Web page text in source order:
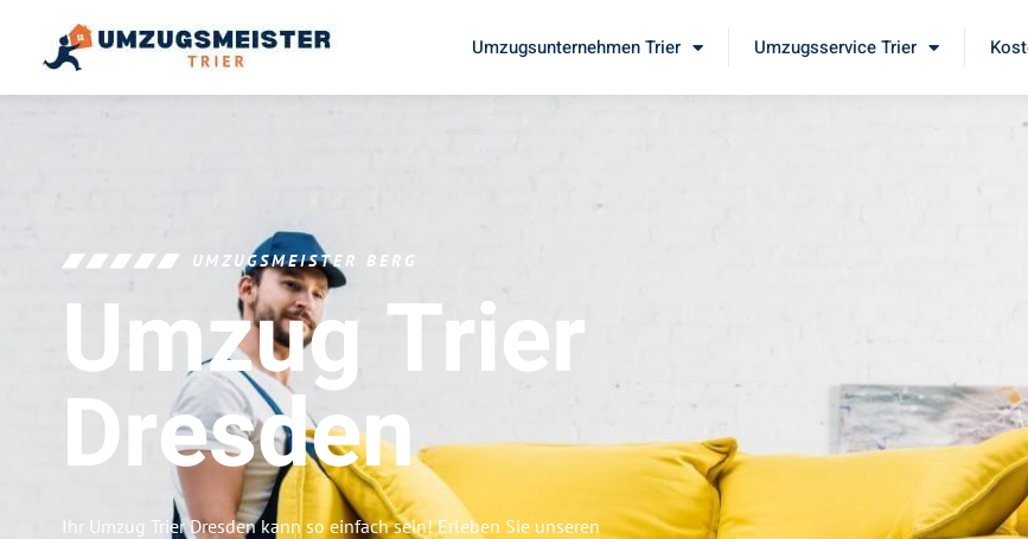
Umzugsunternehmen Trier Umzugsservice Trier
UMZUGSMEISTER BERG
Umzug Trier
Dresden
Ihr Umzug Trier Dresden kann so einfach sein! Erleben Sie unseren